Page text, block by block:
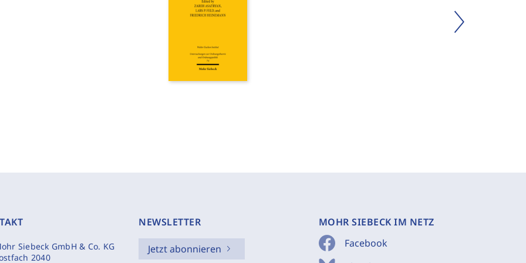
Siebeck GmbH & Co. KG
2040
NEWSLETTER
Jetzt abonnieren
MOHR SIEBECK IM NETZ
Facebook